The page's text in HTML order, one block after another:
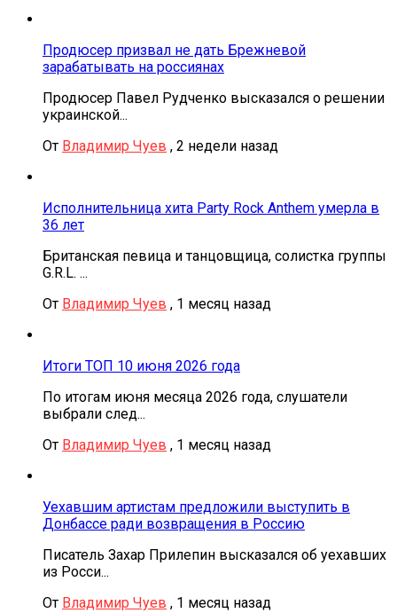
Продюсер призвал не дать Брежневой
зарабатывать на россиянах
Продюсер Павел Рудченко высказался о решении
украинской...
От Владимир Чуев , 2 недели назад
Исполнительница хита Party Rock Anthem умерла в
36 лет
Британская певица и танцовщица, солистка группы
G.R.L. ...
От Владимир Чуев , 1 месяц назад
Итоги ТОП 10 июня 2026 года
По итогам июня месяца 2026 года, слушатели
выбрали след...
От Владимир Чуев , 1 месяц назад
Уехавшим артистам предложили выступить в
Донбассе ради возвращения в Россию
Писатель Захар Прилепин высказался об уехавших
из Росси...
От Владимир Чуев , 1 месяц назад